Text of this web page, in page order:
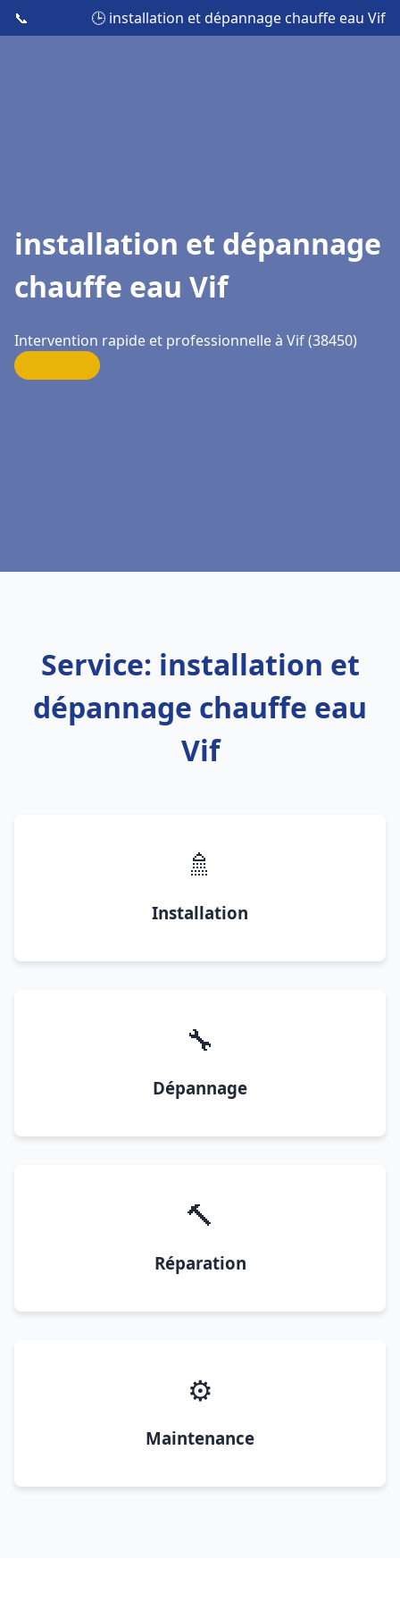
📞 🕒 installation et dépannage chauffe eau Vif
installation et dépannage
chauffe eau Vif
Intervention rapide et professionnelle à Vif (38450)
Service: installation et
dépannage chauffe eau
Vif
🚿
Installation
🔧
Dépannage
🔨
Réparation
⚙️
Maintenance